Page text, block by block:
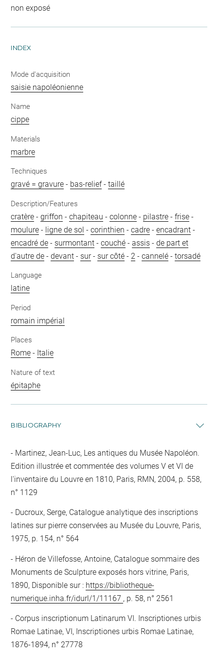
non exposé
INDEX
Mode d'acquisition
saisie napoléonienne
Name
cippe
Materials
marbre
Techniques
gravé = gravure - bas-relief-taillé
Description/Features
cratère -griffon -chapiteau -colonne - pilastre -frise -
moulure - ligne de sol -corinthien -cadre -encadrant -
encadré de - surmontant -couché -assis -de part et
d'autre de -devant - sur- sur côté - 2 -cannelé -torsadé
Language
latine
Period
romain impérial
Places
Rome - Italie
Nature of text
épitaphe
BIBLIOGRAPHY
Martinez, Jean-Luc, Les antiques du Musée Napoléon.
Edition illustrée et commentée des volumes V et VI de
l'inventaire du Louvre en 1810, Paris, RMN, 2004, p. 558,
n° 1129
Ducroux, Serge, Catalogue analytique des inscriptions
latines sur pierre conservées au Musée du Louvre, Paris,
1975, p. 154, n° 564
Héron de Villefosse, Antoine, Catalogue sommaire des
Monuments de Sculpture exposés hors vitrine, Paris,
1890, Disponible sur : https://bibliotheque-
numerique.inha.fr/idurl/1/11167 , p. 58, n° 2561
Corpus inscriptionum Latinarum VI. Inscriptiones urbis
Romae Latinae, VI, Inscriptiones urbis Romae Latinae,
1876-1894, n° 27778